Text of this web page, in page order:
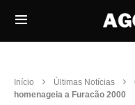
Início Últimas Notícias
homenageia a Furacão 2000